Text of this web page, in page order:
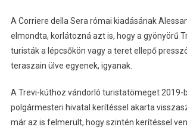
A Corriere della Sera római kiadásának
elmondta, korlátozná azt is, hogy a gyönyörű
turisták a lépcsőkön vagy a teret ellepő
teraszain ülve egyenek, igyanak.
A Trevi-kúthoz vándorló turistatömeget 2019-
polgármesteri hivatal kerítéssel akarta
már az is felmerült, hogy szintén kerítéssel